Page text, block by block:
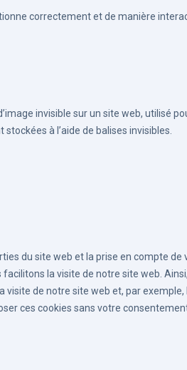
correctement et de manière
invisible sur un site web, utilisé
à l’aide de balises invisibles.
du site web et la prise en compte de
la visite de notre site web.
visite de notre site web et, par
ces cookies sans votre